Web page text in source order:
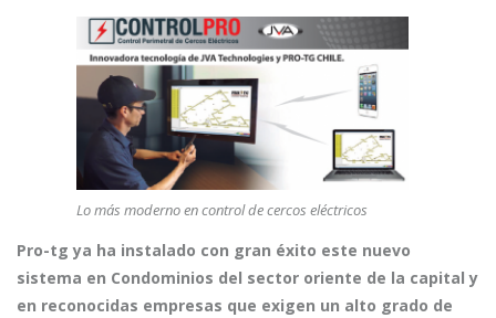
Lo más moderno en control de cercos eléctricos
Pro-tg ya ha instalado con gran éxito este nuevo
sistema en Condominios del sector oriente de la capital y
en reconocidas empresas que exigen un alto grado de